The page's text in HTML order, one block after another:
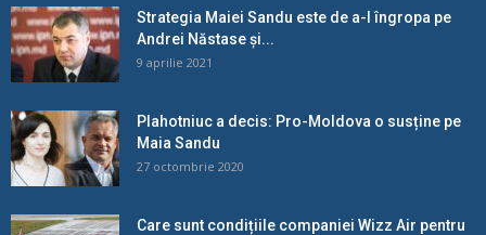
Strategia Maiei Sandu este de a-l îngropa pe
Andrei Năstase și...
9 aprilie 2021
Plahotniuc a decis: Pro-Moldova o susține pe
Maia Sandu
27 octombrie 2020
Care sunt condițiile companiei Wizz Air pentru